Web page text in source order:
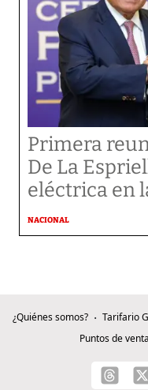
Primera
De La
eléctrica en
NACIONAL
¿Quiénes somos? Tarifario
Puntos de venta